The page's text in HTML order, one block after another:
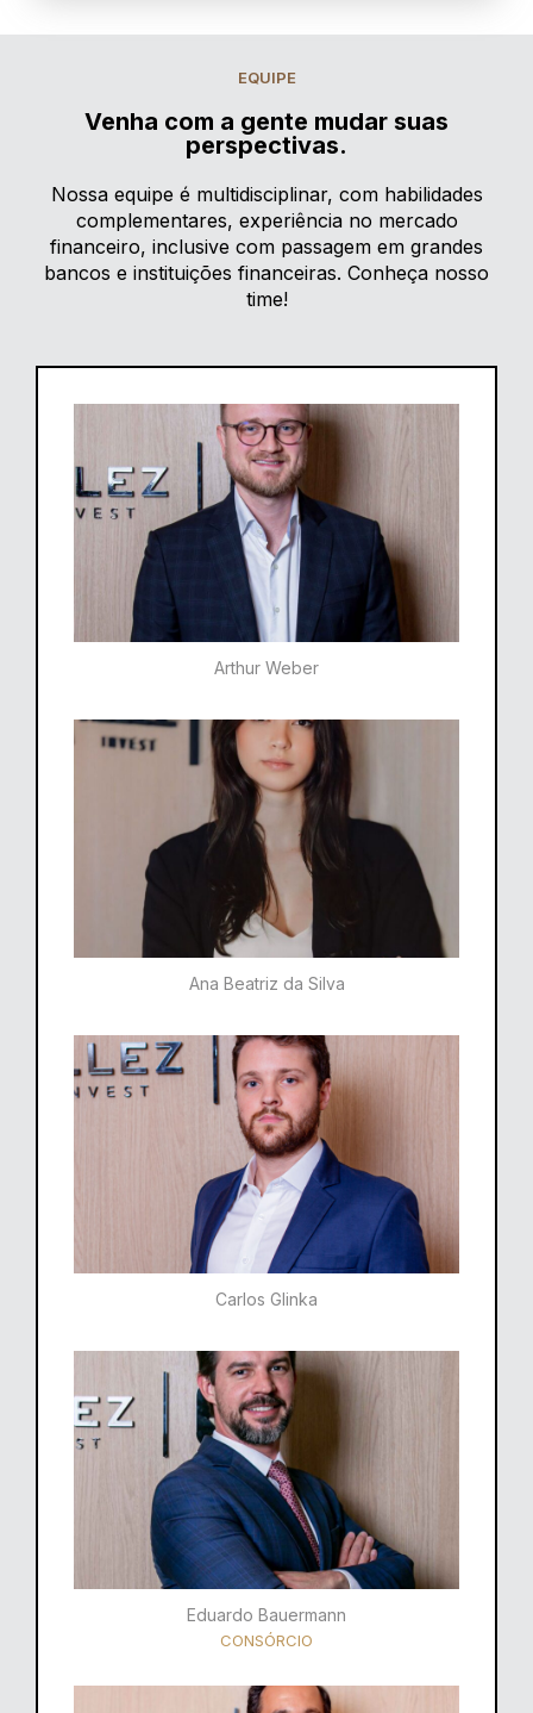
EQUIPE
Venha com a gente mudar suas
perspectivas.
Nossa equipe é multidisciplinar, com habilidades
complementares, experiência no mercado
financeiro, inclusive com passagem em grandes
bancos e instituições financeiras. Conheça nosso
time!
Arthur Weber
Ana Beatriz da Silva
Carlos Glinka
Eduardo Bauermann
CONSÓRCIO